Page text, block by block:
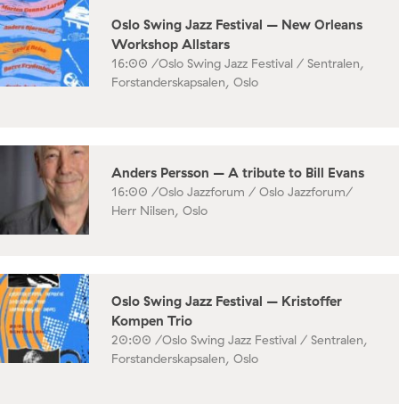
Oslo Swing Jazz Festival – New Orleans
Workshop Allstars
16:00 /Oslo Swing Jazz Festival / Sentralen,
Forstanderskapsalen, Oslo
Anders Persson – A tribute to Bill Evans
16:00 /Oslo Jazzforum / Oslo Jazzforum/
Herr Nilsen, Oslo
Oslo Swing Jazz Festival – Kristoffer
Kompen Trio
20:00 /Oslo Swing Jazz Festival / Sentralen,
Forstanderskapsalen, Oslo